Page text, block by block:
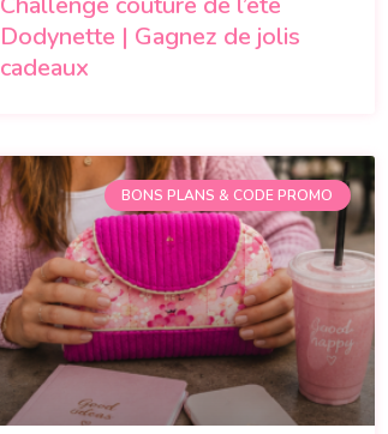
Dodynette | Gagnez de jolis
cadeaux
BONS PLANS & CODE PROMO